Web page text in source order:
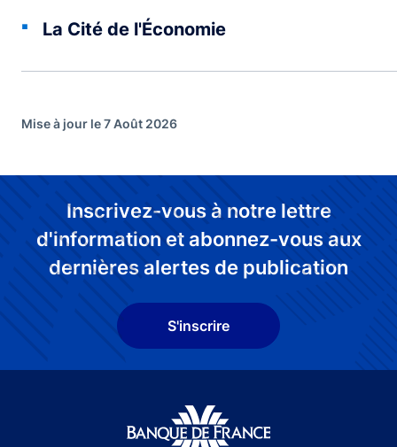
La Cité de l'Économie
Mise à jour le 7 Août 2026
Inscrivez-vous à notre lettre
d'information et abonnez-vous aux
dernières alertes de publication
S'inscrire